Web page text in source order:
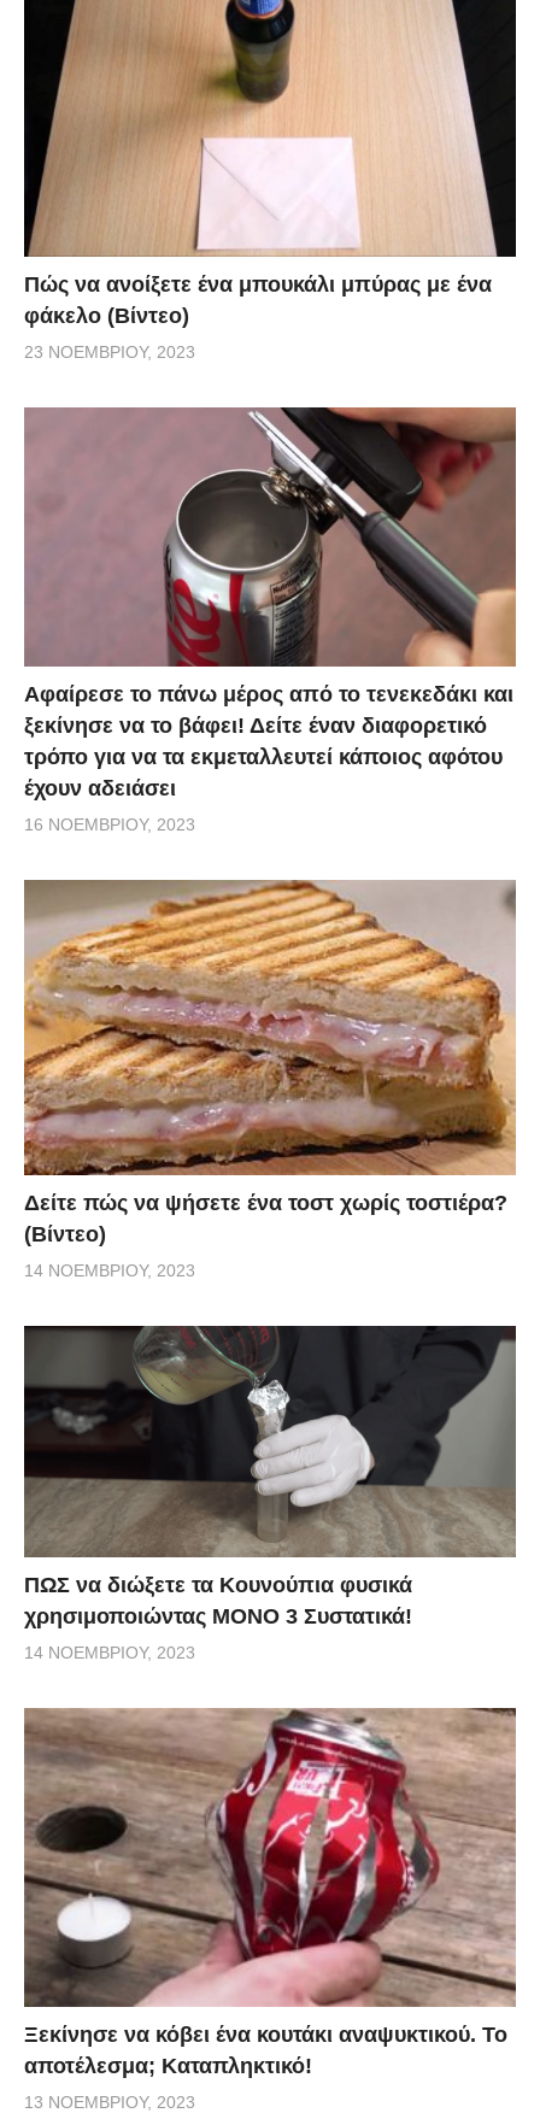
Πώς να ανοίξετε ένα μπουκάλι μπύρας με ένα
φάκελο (Βίντεο)
23 ΝΟΕΜΒΡΊΟΥ, 2023
Αφαίρεσε το πάνω μέρος από το τενεκεδάκι και
ξεκίνησε να το βάφει! Δείτε έναν διαφορετικό
τρόπο για να τα εκμεταλλευτεί κάποιος αφότου
έχουν αδειάσει
16 ΝΟΕΜΒΡΊΟΥ, 2023
Δείτε πώς να ψήσετε ένα τοστ χωρίς τοστιέρα?
(Βίντεο)
14 ΝΟΕΜΒΡΊΟΥ, 2023
ΠΩΣ να διώξετε τα Κουνούπια φυσικά
χρησιμοποιώντας ΜΟΝΟ 3 Συστατικά!
14 ΝΟΕΜΒΡΊΟΥ, 2023
Ξεκίνησε να κόβει ένα κουτάκι αναψυκτικού. Το
αποτέλεσμα; Καταπληκτικό!
13 ΝΟΕΜΒΡΊΟΥ, 2023